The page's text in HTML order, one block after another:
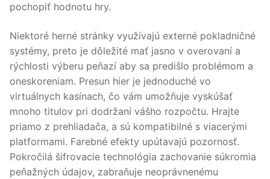
pochopiť hodnotu hry.
Niektoré herné stránky využívajú externé pokladničné
systémy, preto je dôležité mať jasno v overovaní a
rýchlosti výberu peňazí aby sa predišlo problémom a
oneskoreniam. Presun hier je jednoduché vo
virtuálnych kasínach, čo vám umožňuje vyskúšať
mnoho titulov pri dodržaní vášho rozpočtu. Hrajte
priamo z prehliadača, a sú kompatibilné s viacerými
platformami. Farebné efekty upútavajú pozornosť.
Pokročilá šifrovacie technológia zachovanie súkromia
peňažných údajov, zabraňuje neoprávnenému